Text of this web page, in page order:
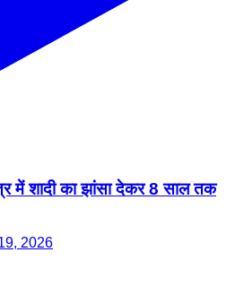
में शादी का झांसा देकर 8 साल तक
2026